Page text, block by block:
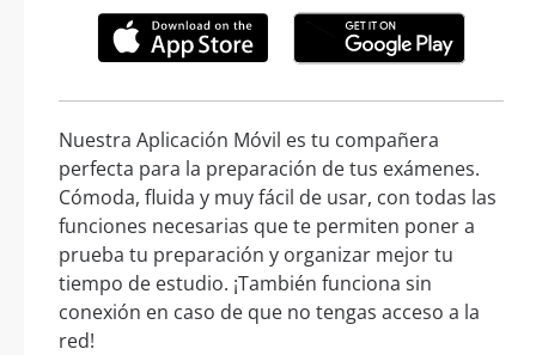
Nuestra Aplicación Móvil es tu compañera
perfecta para la preparación de tus exámenes.
Cómoda, fluida y muy fácil de usar, con todas las
funciones necesarias que te permiten poner a
prueba tu preparación y organizar mejor tu
tiempo de estudio. ¡También funciona sin
conexión en caso de que no tengas acceso a la
red!